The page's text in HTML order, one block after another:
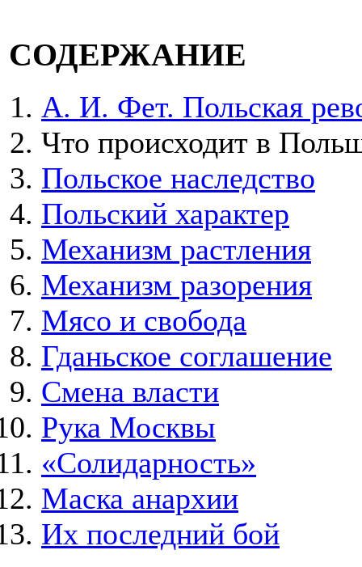
СОДЕРЖАНИЕ
А. И. Фет. Польская
Что происходит в
Польское наследство
Польский характер
Механизм растления
Механизм разорения
Мясо и свобода
Гданьское соглашение
Смена власти
Рука Москвы
«Солидарность»
Маска анархии
Их последний бой